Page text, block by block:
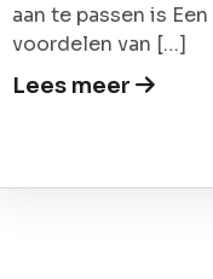
aan te passen is
voordelen van […]
Lees meer